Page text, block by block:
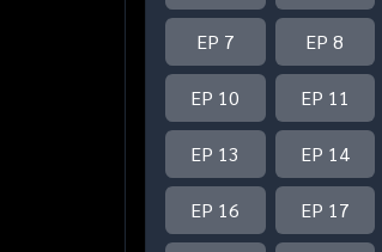
EP 7 EP 8
EP 10 EP 11
EP 13 EP 14
EP 16 EP 17